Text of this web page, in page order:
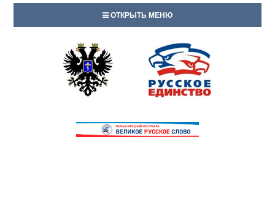
ОТКРЫТЬ МЕНЮ